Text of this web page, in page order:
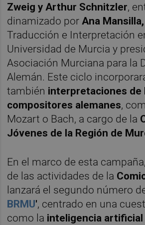
Zweig y Arthur Schnitzler,
dinamizado porAna Mansilla,
Traducción e Interpretación
Universidad de Murcia y
Asociación Murciana para la
Alemán. Este ciclo
también interpretaciones de
compositores alemanes,
Mozart o Bach, a cargo de la
Jóvenes de la Región de
En el marco de esta
de las actividades de la
lanzará el segundo número
BRMU', centrado en una
como la inteligencia artificial